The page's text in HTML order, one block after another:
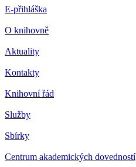
E-přihláška
O knihovně
Aktuality
Kontakty
Knihovní řád
Služby
Sbírky
Centrum akademických dovedností